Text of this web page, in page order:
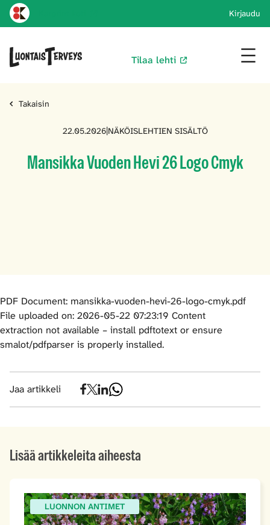
Kirjaudu
Tilaa lehti
Takaisin
22.05.2026| NÄKÖISLEHTIEN SISÄLTÖ
Mansikka Vuoden Hevi 26 Logo Cmyk
PDF Document: mansikka-vuoden-hevi-26-logo-cmyk.pdf
File uploaded on: 2026-05-22 07:23:19 Content
extraction not available – install pdftotext or ensure
smalot/pdfparser is properly installed.
Jaa artikkeli
Lisää artikkeleita aiheesta
LUONNON ANTIMET